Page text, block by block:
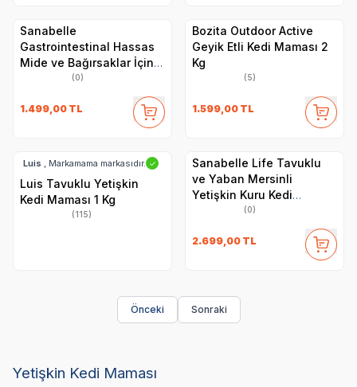
Sanabelle
Gastrointestinal Hassas
Mide ve Bağırsaklar İçin
Özel Formül Kedi Maması
(0)
1.499,00 TL
Bozita Outdoor Active
Geyik Etli Kedi Maması 2
Kg
(5)
1.599,00 TL
Luis , Markamama markasıdır. ✓
Luis Tavuklu Yetişkin
Kedi Maması 1 Kg
(115)
Sanabelle Life Tavuklu
ve Yaban Mersinli
Yetişkin Kuru Kedi
Maması 8 Kg
(0)
2.699,00 TL
Önceki Sonraki
Yetişkin Kedi Maması